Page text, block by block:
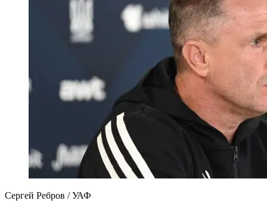
Сергей Ребров / УАФ